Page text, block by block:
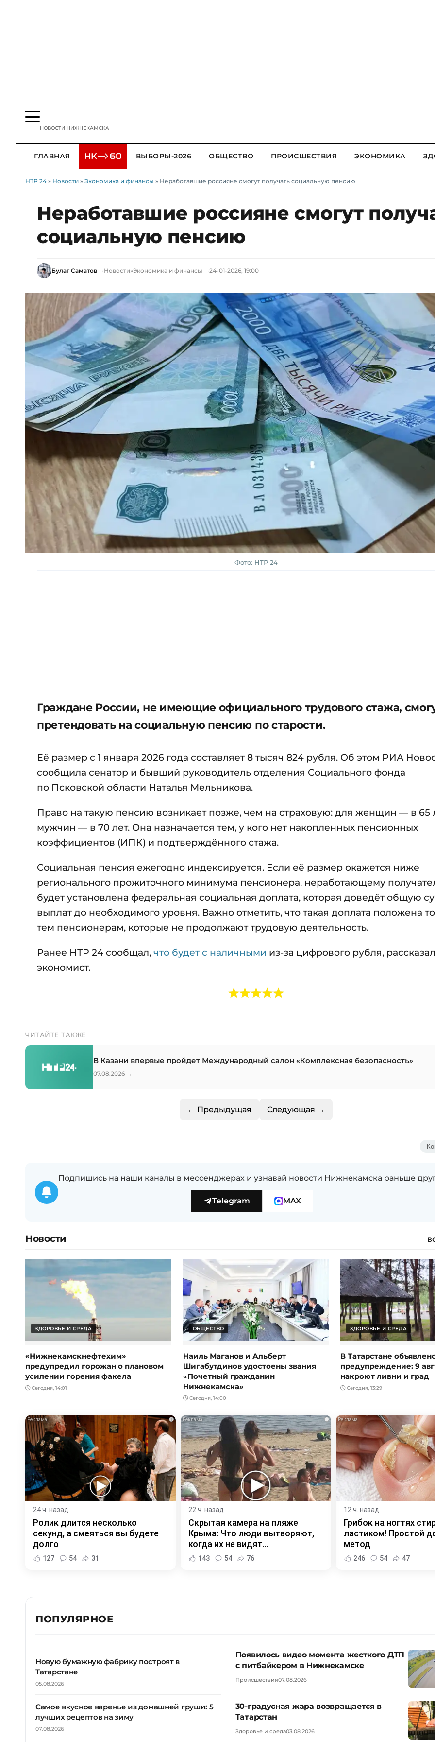
НОВОСТИ НИЖНЕКАМСКА
ГЛАВНАЯ ВЫБОРЫ-2026 ОБЩЕСТВО ПРОИСШЕСТВИЯ ЭКОНОМИКА
НТР 24 » Новости » Экономика и финансы » Неработавшие россияне смогут получать социальную пенсию
Неработавшие россияне смогут
социальную пенсию
Булат Саматов Новости»Экономика и финансы 24-01-2026, 19:00
Фото: НТР 24
Граждане России, не имеющие официального трудового стажа,
претендовать на социальную пенсию по старости.
Её размер с 1 января 2026 года составляет 8 тысяч 824 рубля. Об этом РИА
сообщила сенатор и бывший руководитель отделения Социального фонда
по Псковской области Наталья Мельникова.
Право на такую пенсию возникает позже, чем на страховую: для женщин — в 65
мужчин — в 70 лет. Она назначается тем, у кого нет накопленных пенсионных
коэффициентов (ИПК) и подтверждённого стажа.
Социальная пенсия ежегодно индексируется. Если её размер окажется ниже
регионального прожиточного минимума пенсионера, неработающему
будет установлена федеральная социальная доплата, которая доведёт общую
выплат до необходимого уровня. Важно отметить, что такая доплата положена
тем пенсионерам, которые не продолжают трудовую деятельность.
Ранее НТР 24 сообщал, что будет с наличными из-за цифрового рубля,
экономист.
ЧИТАЙТЕ ТАКЖЕ
В Казани впервые пройдет Международный салон «Комплексная безопасность»
07.08.2026 →
← Предыдущая Следующая →
Подпишись на наши каналы в мессенджерах и узнавай новости Нижнекамска раньше
Telegram MAX
Новости
ЗДОРОВЬЕ И СРЕДА
«Нижнекамскнефтехим»
предупредил горожан о плановом
усилении горения факела
Сегодня, 14:01
ОБЩЕСТВО
Наиль Маганов и Альберт
Шигабутдинов удостоены звания
«Почетный гражданин
Нижнекамска»
Сегодня, 14:00
ЗДОРОВЬЕ И СРЕДА
В Татарстане
предупреждение: 9
накроют ливни и град
Сегодня, 13:29
i
24 ч. назад
Ролик длится несколько
секунд, а смеяться вы будете
долго
127 54 31
i
22 ч. назад
Скрытая камера на пляже
Крыма: Что люди вытворяют,
когда их не видят...
143 54 76
12 ч. назад
Грибок на ногтях
ластиком! Простой
метод
246 54 47
ПОПУЛЯРНОЕ
Новую бумажную фабрику построят в
Татарстане
05.08.2026
Самое вкусное варенье из домашней груши: 5
лучших рецептов на зиму
07.08.2026
Появилось видео момента жесткого ДТП
с питбайкером в Нижнекамске
Происшествия07.08.2026
30-градусная жара возвращается в
Татарстан
Здоровье и среда03.08.2026